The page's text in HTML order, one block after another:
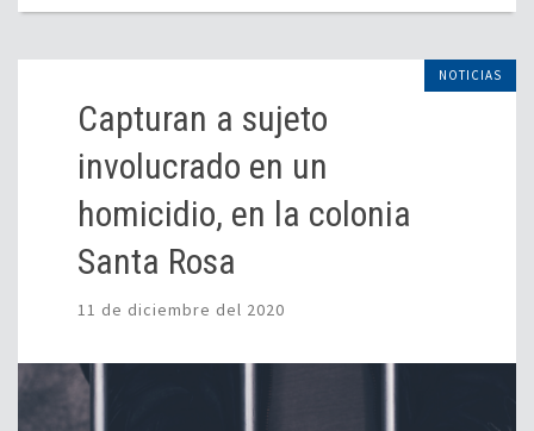
NOTICIAS
Capturan a sujeto
involucrado en un
homicidio, en la colonia
Santa Rosa
11 de diciembre del 2020